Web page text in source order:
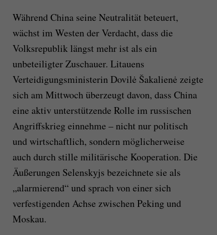
Während China seine Neutralität beteuert,
wächst im Westen der Verdacht, dass die
Volksrepublik längst mehr ist als ein
unbeteiligter Zuschauer. Litauens
Verteidigungsministerin Dovilė Šakalienė zeigte
sich am Mittwoch überzeugt davon, dass China
eine aktiv unterstützende Rolle im russischen
Angriffskrieg einnehme – nicht nur politisch
und wirtschaftlich, sondern möglicherweise
auch durch stille militärische Kooperation. Die
Äußerungen Selenskyjs bezeichnete sie als
„alarmierend“ und sprach von einer sich
verfestigenden Achse zwischen Peking und
Moskau.